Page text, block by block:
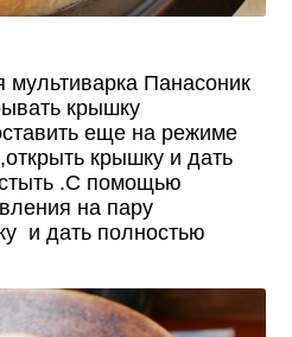
Панасоник
крышку
еще на режиме
крышку и дать
.С помощью
на пару
и дать полностью